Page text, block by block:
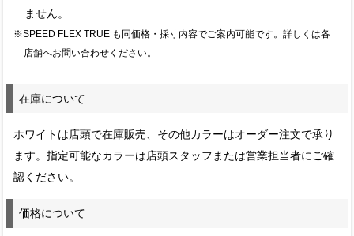
ません。
※SPEED FLEX TRUE も同価格・採寸内容でご案内可能です。詳しくは各
店舗へお問い合わせください。
在庫について
ホワイトは店頭で在庫販売、その他カラーはオーダー注文で承り
ます。指定可能なカラーは店頭スタッフまたは営業担当者にご確
認ください。
価格について